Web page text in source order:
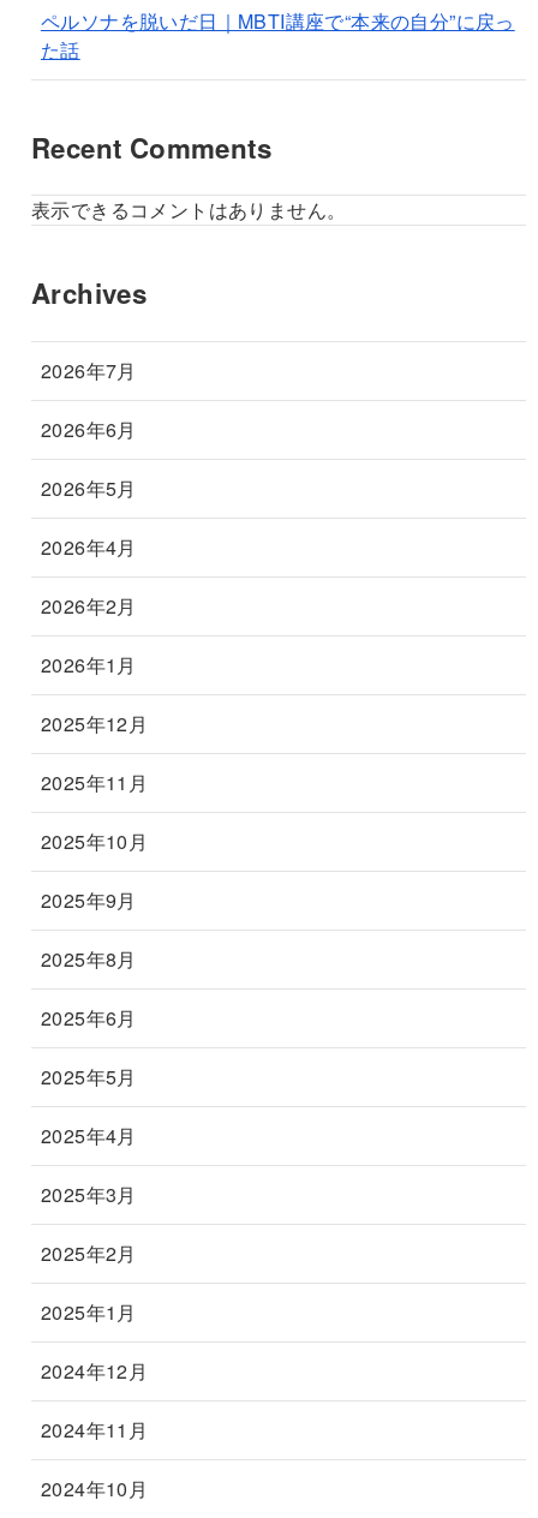
ペルソナを脱いだ日｜MBTI講座で“本来の自分”に戻っ
た話
Recent Comments
表示できるコメントはありません。
Archives
2026年7月
2026年6月
2026年5月
2026年4月
2026年2月
2026年1月
2025年12月
2025年11月
2025年10月
2025年9月
2025年8月
2025年6月
2025年5月
2025年4月
2025年3月
2025年2月
2025年1月
2024年12月
2024年11月
2024年10月